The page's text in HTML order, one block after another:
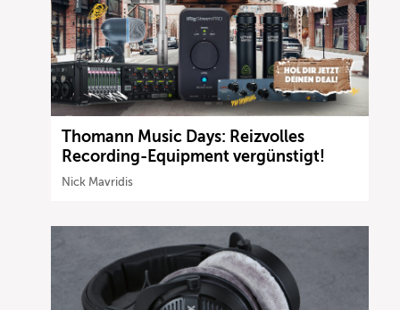
Thomann Music Days: Reizvolles
Recording-Equipment vergünstigt!
Nick Mavridis